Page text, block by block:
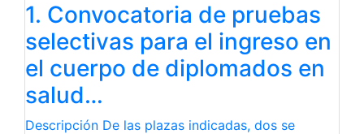
1. Convocatoria de pruebas
selectivas para el ingreso en
el cuerpo de diplomados en
salud…
Descripción De las plazas indicadas, dos se